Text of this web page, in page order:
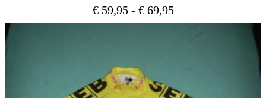
€59,95 - €69,95Rango
de
€ 69,95
variantes.
Las
opciones